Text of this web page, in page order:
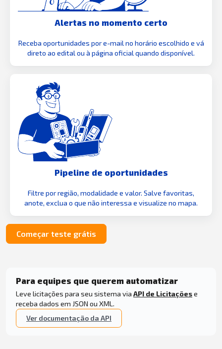
Alertas no momento certo
Receba oportunidades por e-mail no horário escolhido e vá
direto ao edital ou à página oficial quando disponível.
Pipeline de oportunidades
Filtre por região, modalidade e valor. Salve favoritas,
anote, exclua o que não interessa e visualize no mapa.
Começar teste grátis
Para equipes que querem automatizar
Leve licitações para seu sistema via API de Licitaçõese
receba dados em JSON ou XML.
Ver documentação da API